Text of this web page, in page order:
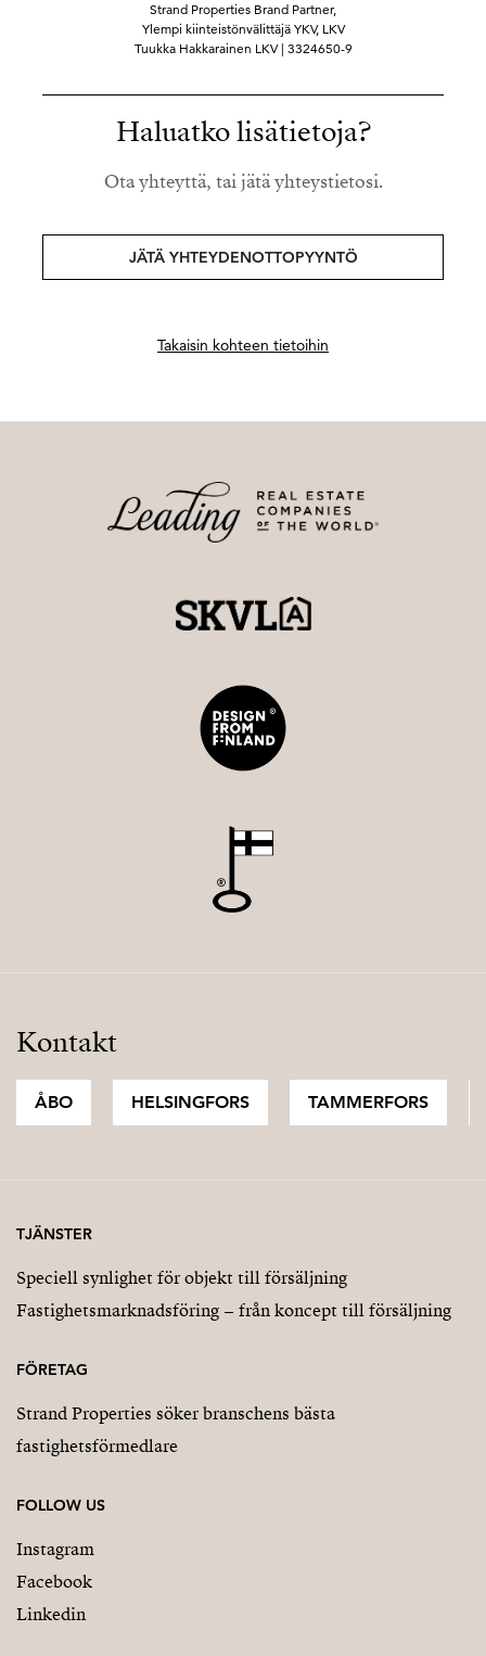
Strand Properties Brand Partner,
Ylempi kiinteistönvälittäjä YKV, LKV
Tuukka Hakkarainen LKV | 3324650-9
Haluatko lisätietoja?
Ota yhteyttä, tai jätä yhteystietosi.
JÄTÄ YHTEYDENOTTOPYYNTÖ
Takaisin kohteen tietoihin
Kontakt
ÅBO HELSINGFORS TAMMERFORS
TJÄNSTER
Speciell synlighet för objekt till försäljning
Fastighetsmarknadsföring – från koncept till försäljning
FÖRETAG
Strand Properties söker branschens bästa
fastighetsförmedlare
FOLLOW US
Instagram
Facebook
Linkedin